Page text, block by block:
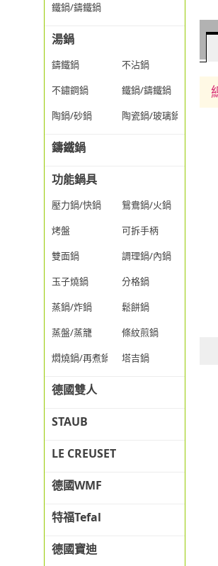
鐵鍋/鑄鐵鍋
湯鍋
鑄鐵鍋
不沾鍋
不鏽鋼鍋
鐵鍋/鑄鐵鍋
陶鍋/砂鍋
陶瓷鍋/玻璃鍋/透明鍋
鑄鐵鍋
功能鍋具
壓力鍋/快鍋
鴛鴦鍋/火鍋
烤盤
可拆手柄
雙面鍋
調理鍋/內鍋
玉子燒鍋
分格鍋
蒸鍋/炸鍋
鬆餅鍋
蒸盤/蒸籠
條紋煎鍋
燜燒鍋/再煮鍋
塔吉鍋
德國雙人
STAUB
LE CREUSET
德國WMF
特福Tefal
德國寶迪